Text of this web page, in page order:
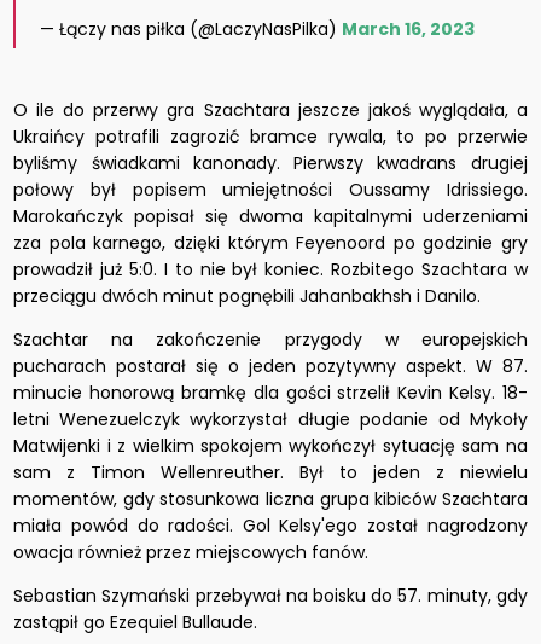
— Łączy nas piłka (@LaczyNasPilka) March 16, 2023
O ile do przerwy gra Szachtara jeszcze jakoś wyglądała, a
Ukraińcy potrafili zagrozić bramce rywala, to po przerwie
byliśmy świadkami kanonady. Pierwszy kwadrans drugiej
połowy był popisem umiejętności Oussamy Idrissiego.
Marokańczyk popisał się dwoma kapitalnymi uderzeniami
zza pola karnego, dzięki którym Feyenoord po godzinie gry
prowadził już 5:0. I to nie był koniec. Rozbitego Szachtara w
przeciągu dwóch minut pognębili Jahanbakhsh i Danilo.
Szachtar na zakończenie przygody w europejskich
pucharach postarał się o jeden pozytywny aspekt. W 87.
minucie honorową bramkę dla gości strzelił Kevin Kelsy. 18-
letni Wenezuelczyk wykorzystał długie podanie od Mykoły
Matwijenki i z wielkim spokojem wykończył sytuację sam na
sam z Timon Wellen­reuther. Był to jeden z niewielu
momentów, gdy stosunkowa liczna grupa kibiców Szachtara
miała powód do radości. Gol Kelsy'ego został nagrodzony
owacja również przez miejscowych fanów.
Sebastian Szymański przebywał na boisku do 57. minuty, gdy
zastąpił go Ezequiel Bullaude.